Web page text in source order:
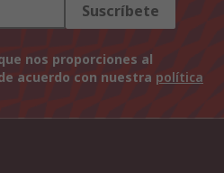
Suscríbete
nos proporciones al
acuerdo con nuestra política